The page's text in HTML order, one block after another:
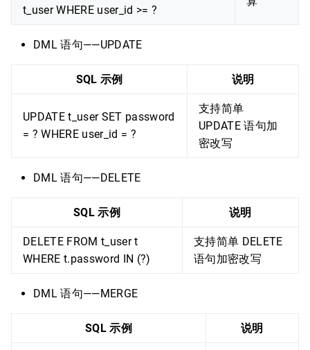
t_user WHERE user_id >= ?
DML 语句——UPDATE
SQL 示例 说明
UPDATE t_user SET password
= ? WHERE user_id = ?
支持简单
UPDATE 语句加
密改写
DML 语句——DELETE
SQL 示例 说明
DELETE FROM t_user t
WHERE t.password IN (?)
支持简单 DELETE
语句加密改写
DML 语句——MERGE
SQL 示例 说明